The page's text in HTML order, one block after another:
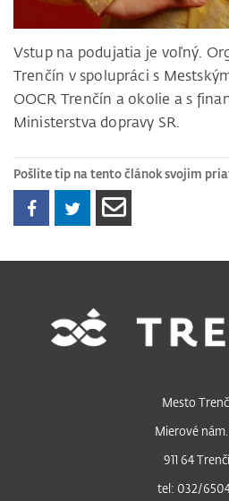
Vstup na podujatia je voľný.
Trenčín v spolupráci s
OOCR Trenčín a okolie a s
Ministerstva dopravy SR.
Pošlite tip na tento článok svojim
Mesto
Mierové nám.
911 64
tel: 032/6504